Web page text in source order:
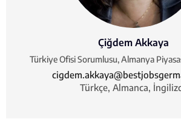
Çiğdem Akkaya
Türkiye Ofisi Sorumlusu, Almanya
Türkçe, Almanca,